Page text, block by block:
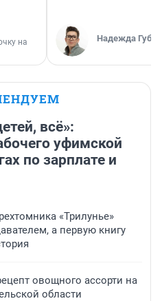
на
Надежда
всё»:
уфимской
по зарплате и
«Трилунье»
а первую книгу
овощного ассорти на
области